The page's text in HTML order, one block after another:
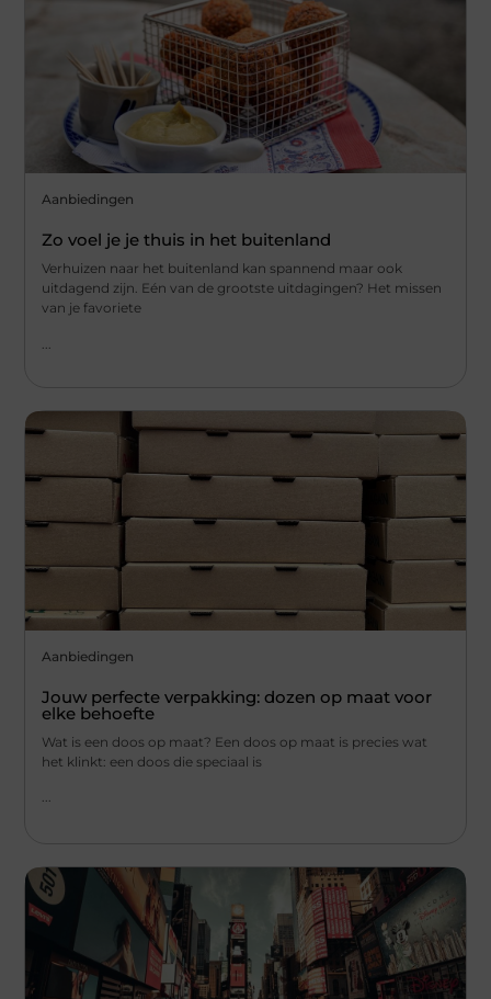
Aanbiedingen
Zo voel je je thuis in het buitenland
Verhuizen naar het buitenland kan spannend maar ook
uitdagend zijn. Eén van de grootste uitdagingen? Het missen
van je favoriete
Aanbiedingen
Jouw perfecte verpakking: dozen op maat voor
elke behoefte
Wat is een doos op maat? Een doos op maat is precies wat
het klinkt: een doos die speciaal is
...